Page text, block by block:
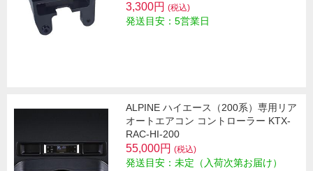
3,300円 (税込)
発送目安：5営業日
ALPINE ハイエース（200系）専用リア
オートエアコン コントローラー KTX-
RAC-HI-200
55,000円 (税込)
発送目安：未定（入荷次第お届け）